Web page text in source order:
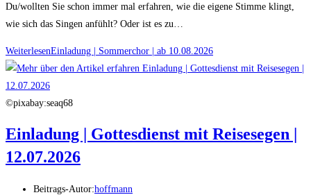
Du/wollten Sie schon immer mal erfahren, wie die eigene Stimme klingt,
wie sich das Singen anfühlt? Oder ist es zu…
WeiterlesenEinladung | Sommerchor | ab 10.08.2026
©pixabay:seaq68
Einladung | Gottesdienst mit Reisesegen |
12.07.2026
Beitrags-Autor:hoffmann